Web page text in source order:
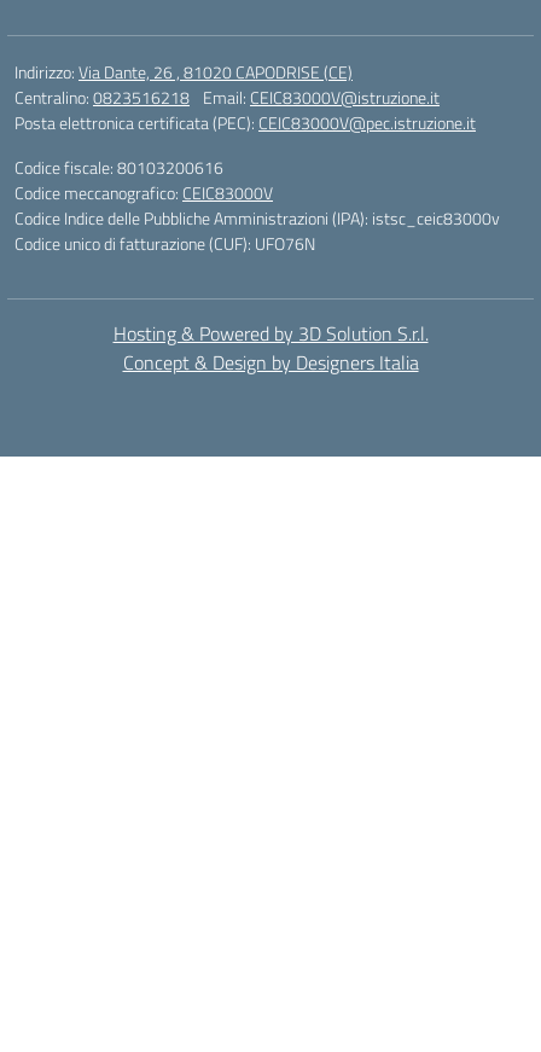
Indirizzo:Via Dante, 26 , 81020 CAPODRISE (CE)
Centralino:0823516218 Email: CEIC83000V@istruzione.it
Posta elettronica certificata (PEC): CEIC83000V@pec.istruzione.it
Codice fiscale: 80103200616
Codice meccanografico: CEIC83000V
Codice Indice delle Pubbliche Amministrazioni (IPA): istsc_ceic83000v
Codice unico di fatturazione (CUF): UFO76N
Hosting & Powered by 3D Solution S.r.l.
Concept & Design by Designers Italia